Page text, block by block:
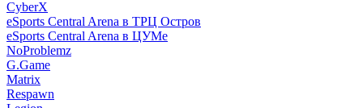
CyberX
eSports Central Arena в ТРЦ Остров
eSports Central Arena в ЦУМе
NoProblemz
G.Game
Matrix
Respawn